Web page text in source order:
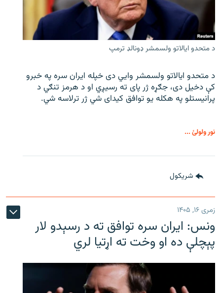
د متحدو ایالاتو ولسمشر ډونالډ ترمپ
د متحدو ایالاتو ولسمشر وايي دی خپله ایران سره په خبرو
کې دخیل دی، جګړه ژر پای ته رسیږي او د هرمز تنګي د
پرانیستلو په هکله یو توافق کیدای شي ژر ترلاسه شي.
نور ولولئ ...
شريکول
زمری ۱۶, ۱۴۰۵
ونس: ایران سره توافق ته د رسېدو لار
پېچلې ده او وخت ته اړتیا لري